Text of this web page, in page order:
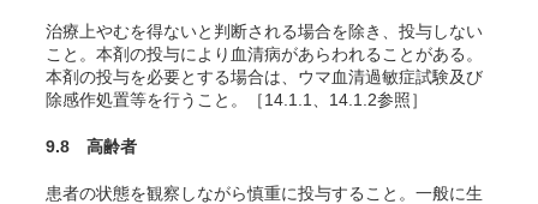
治療上やむを得ないと判断される場合を除き、投与しない
こと。本剤の投与により血清病があらわれることがある。
本剤の投与を必要とする場合は、ウマ血清過敏症試験及び
除感作処置等を行うこと 。［14.1.1、14.1.2参照］
9.8 高齢者
患者の状態を観察しながら慎重に投与すること。一般に生